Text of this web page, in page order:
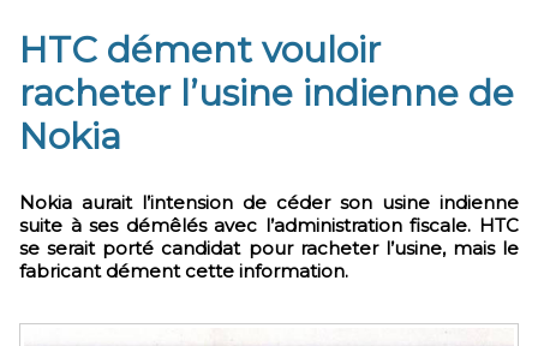
HTC dément vouloir
racheter l’usine indienne de
Nokia
Nokia aurait l’intension de céder son usine indienne
suite à ses démêlés avec l’administration fiscale. HTC
se serait porté candidat pour racheter l’usine, mais le
fabricant dément cette information.